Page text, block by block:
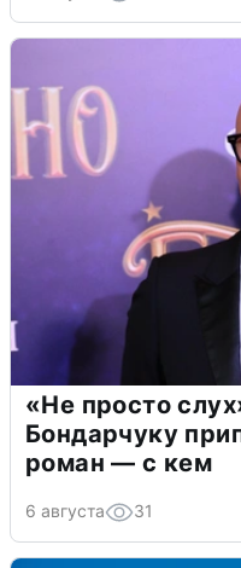
«Не просто
Бондарчуку
роман — с кем
6 августа 31